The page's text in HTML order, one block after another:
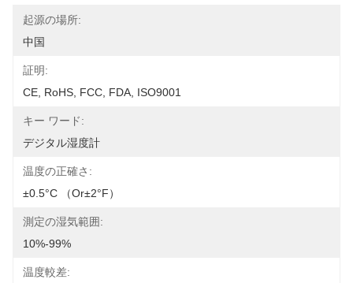
起源の場所:
中国
証明:
CE, RoHS, FCC, FDA, ISO9001
キー ワード:
デジタル湿度計
温度の正確さ:
±0.5°C （or±2°F）
測定の湿気範囲:
10%-99%
温度較差: